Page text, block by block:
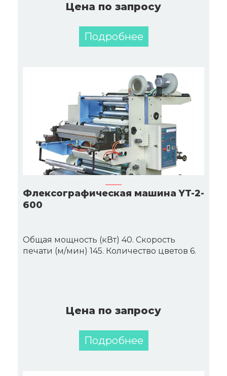
Цена по запросу
Подробнее
Флексографическая машина YT-2-
600
Общая мощность (кВт) 40. Скорость
печати (м/мин) 145. Количество цветов 6.
Цена по запросу
Подробнее